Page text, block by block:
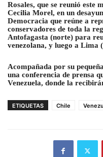
Rosales, que se reunió este
Cecilia Morel, en un
Democracia que reúne a
conservadores de toda la
Antofagasta (norte) para
venezolana, y luego a Lima
Acompañada por su
una conferencia de prensa
Venezuela, donde la
ETIQUETAS Chile